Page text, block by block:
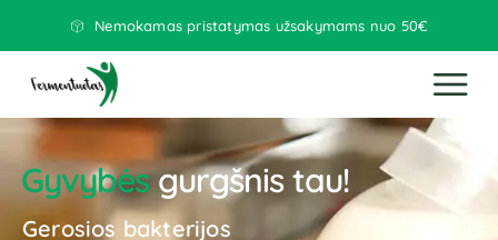
Nemokamas pristatymas užsakymams nuo 50€
gyvybėsgurgšnis tau!
gerosios bakterijos